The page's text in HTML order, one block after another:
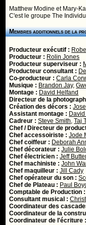
Matthew Modine et Mary-
C'est le groupe The
Membres additionnels de la
Producteur exécutif :
Producteur : Rolin Jones
Producteur superviseur :
Producteur consultant :
Co-producteur :Carla
Musique : Brandon Jay,
Montage : David Helfand
Directeur de la
Création des décors :
Assistant montage :
Cadreur :Steve Smith,Taj
Chef / Directeur de
Chef accessoiriste :Jode
Chef coiffeur : Deborah
Chef décorateur :Julie
Chef électricien :Jeff
Chef machiniste :John
Chef maquilleur :Jill Cady
Chef opérateur du son :
Chef de Plateau : Paul
Comptable de Production
Consultant musical :
Coordinateur des
Coordinateur de la
Coordinateur de l'écriture :